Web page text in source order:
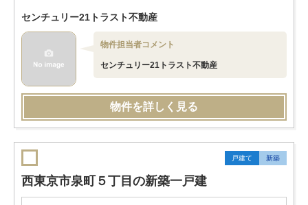
センチュリー21トラスト不動産
物件担当者コメント
センチュリー21トラスト不動産
物件を詳しく見る
戸建て 新築
西東京市泉町５丁目の新築一戸建